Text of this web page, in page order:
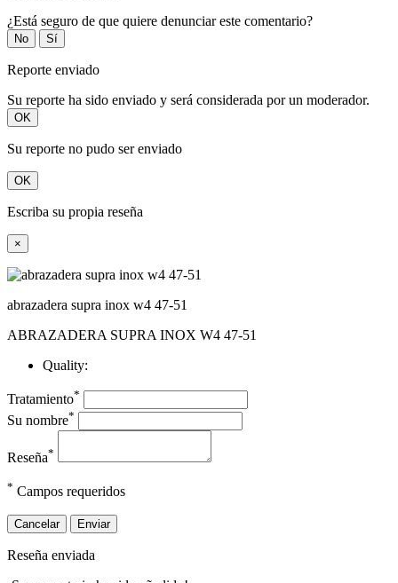
¿Está seguro de que quiere denunciar este comentario?
No Sí
Reporte enviado
Su reporte ha sido enviado y será considerada por un moderador.
OK
Su reporte no pudo ser enviado
OK
Escriba su propia reseña
×
abrazadera supra inox w4 47-51
ABRAZADERA SUPRA INOX W4 47-51
Quality:
Tratamiento*
Su nombre*
Reseña*
* Campos requeridos
Cancelar Enviar
Reseña enviada